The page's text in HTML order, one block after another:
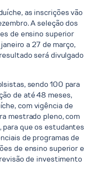
as inscrições vão
A seleção dos
de ensino superior
a 27 de março,
será divulgado
sendo 100 para
de até 48 meses,
com vigência de
mestrado pleno, com
para que os estudantes
de programas de
de ensino superior e
de investimento